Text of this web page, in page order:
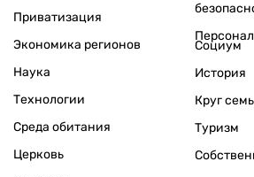
Приватизация
Экономика регионов
Наука
Технологии
Среда обитания
Церковь
Социум
История
Круг
Туризм